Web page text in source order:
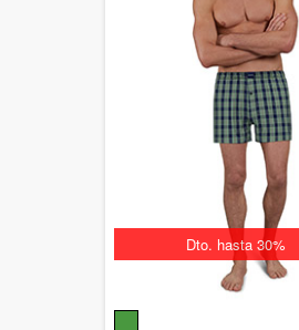
Dto. hasta 30%